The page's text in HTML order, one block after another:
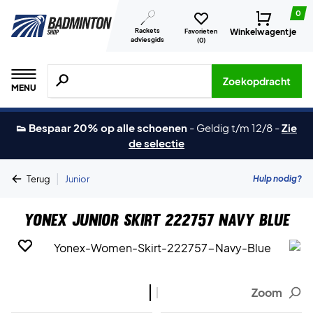
Rackets
adviesgids
Favorieten
(0)
0
Winkelwagentje
MENU
Zoeken naar producten, merken etc.
Zoekopdracht
👟 Bespaar 20% op alle schoenen - Geldig t/m 12/8 -Zie
de selectie
Terug | Junior Hulp nodig?
Yonex Junior Skirt 222757 Navy Blue
Zoom